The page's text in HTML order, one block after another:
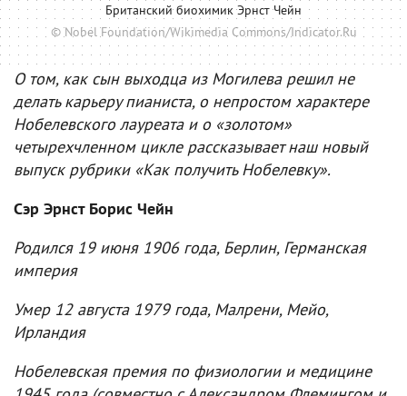
Британский биохимик Эрнст Чейн
© Nobel Foundation/Wikimedia Commons/Indicator.Ru
О том, как сын выходца из Могилева решил не
делать карьеру пианиста, о непростом характере
Нобелевского лауреата и о «золотом»
четырехчленном цикле рассказывает наш новый
выпуск рубрики «Как получить Нобелевку».
Сэр Эрнст Борис Чейн
Родился 19 июня 1906 года, Берлин, Германская
империя
Умер 12 августа 1979 года, Малрени, Мейо,
Ирландия
Нобелевская премия по физиологии и медицине